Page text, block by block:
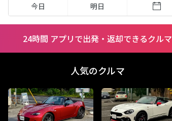
今日 明日
24時間 アプリで出発・返却できるクルマ
人気のクルマ